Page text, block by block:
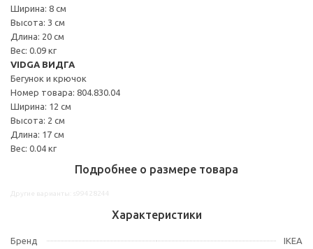
Ширина: 8 см
Высота: 3 см
Длина: 20 см
Вес: 0.09 кг
VIDGA ВИДГА
Бегунок и крючок
Номер товара: 804.830.04
Ширина: 12 см
Высота: 2 см
Длина: 17 см
Вес: 0.04 кг
Подробнее о размере товара
Характеристики
Бренд IKEA